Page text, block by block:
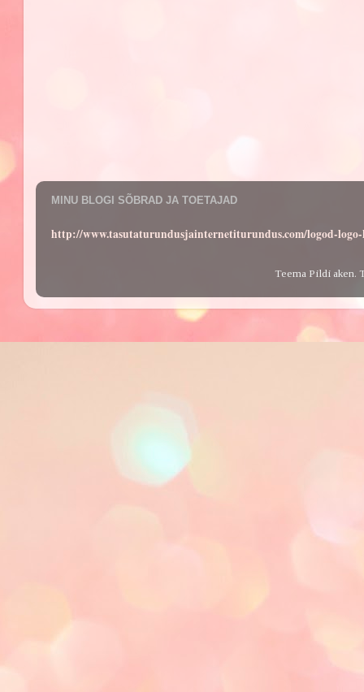
MINU BLOGI SÕBRAD JA TOETAJAD
http://www.tasutaturundusjainternetiturundus.com/logod-
Teema Pildi aken.